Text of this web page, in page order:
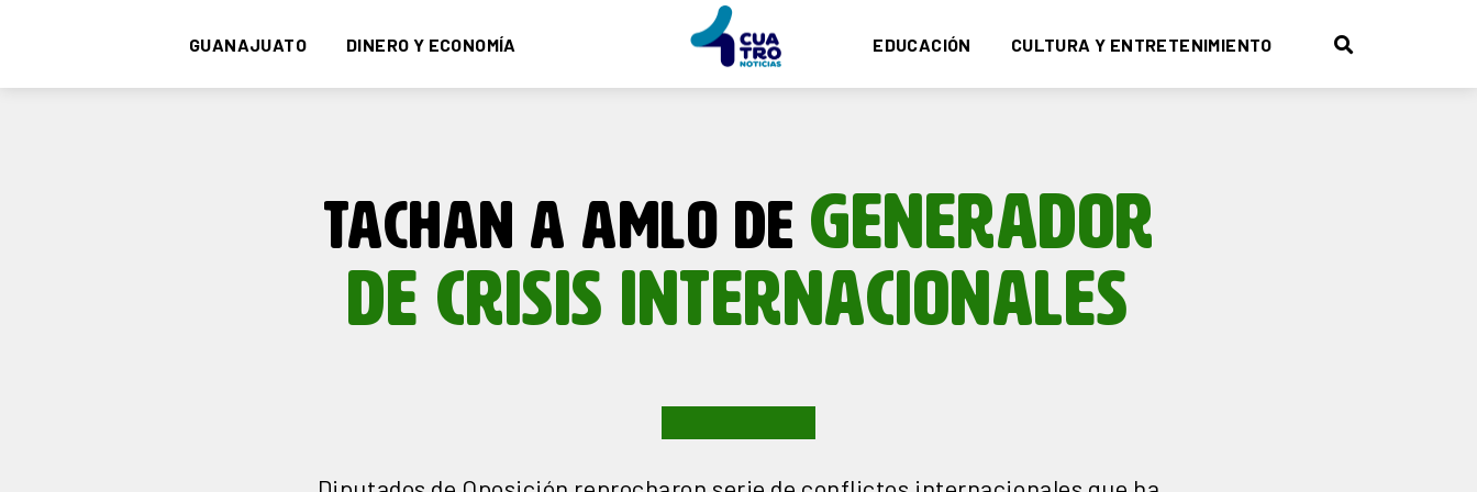
GUANAJUATO DINERO Y ECONOMÍA EDUCACIÓN CULTURA Y ENTRETENIMIENTO
TACHAN A AMLO DE GENERADOR
DE CRISIS INTERNACIONALES